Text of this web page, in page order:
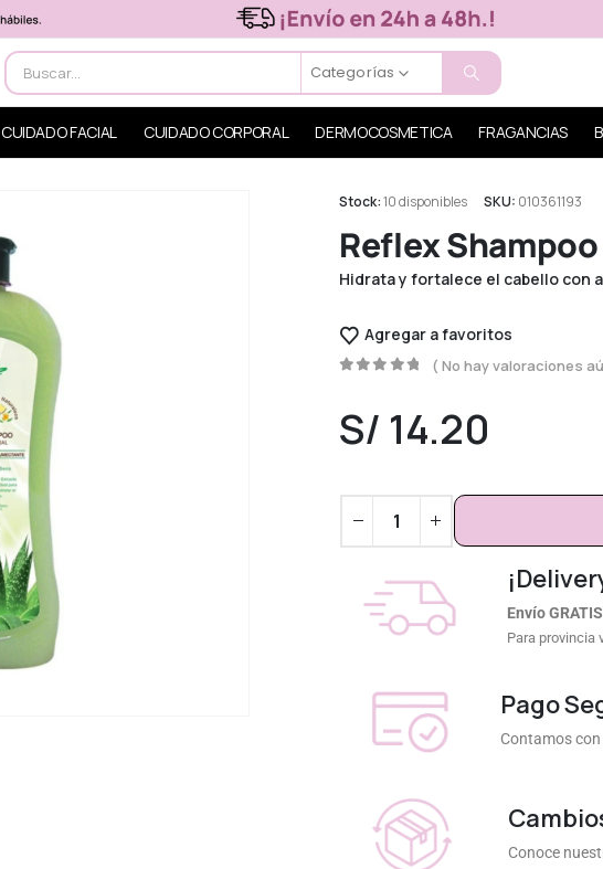
Categorías
CUIDADO FACIAL CUIDADO CORPORAL DERMOCOSMETICA FRAGANCIAS
Stock:10 disponibles SKU: 010361193
Reflex Shampoo
Hidrata y fortalece el cabello con
Agregar a favoritos
( No hay valoraciones
S/ 14.20
Envío
Para provincia
Pago
Contamos
Conoce